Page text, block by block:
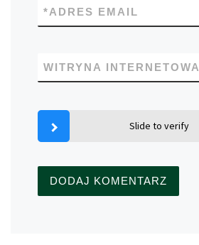
ADRES EMAIL
*
WITRYNA INTERNETOWA
Slide to verify